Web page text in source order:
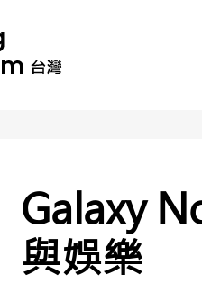
Galaxy
與娛樂